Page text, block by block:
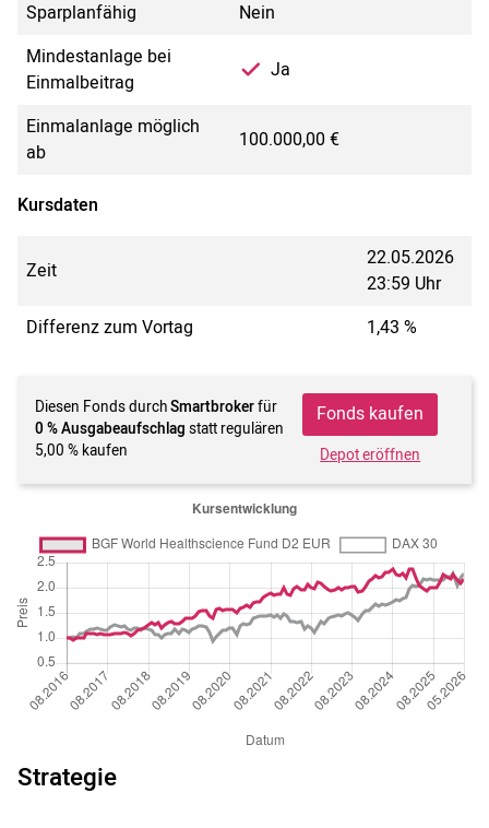
Sparplanfähig
Nein
Mindestanlage bei
Einmalbeitrag
Ja
Einmalanlage möglich
ab
100.000,00 €
Kursdaten
Zeit
22.05.2026
23:59 Uhr
Differenz zum Vortag
1,43 %
Diesen Fonds durchSmartbrokerfür
0 % Ausgabeaufschlag statt regulären
5,00 % kaufen
Fonds kaufen
Depot eröffnen
Strategie